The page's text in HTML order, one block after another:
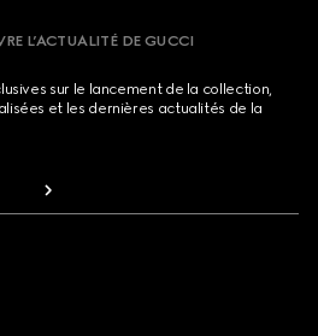
L’ACTUALITÉ DE GUCCI
sur le lancement de la collection,
et les dernières actualités de la